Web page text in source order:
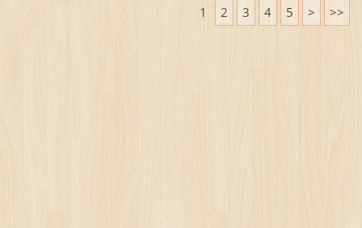
1 2 3 4 5 > >>